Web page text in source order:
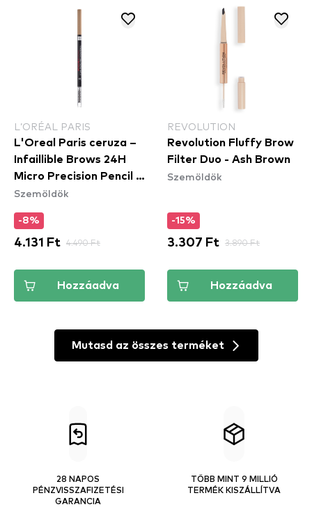
L’ORÉAL PARIS
L'Oreal Paris ceruza –
Infaillible Brows 24H
Micro Precision Pencil -
Light Cool Blonde
Szemöldök
-8%
4.131 Ft 4.490 Ft
Hozzáadva
REVOLUTION
Revolution Fluffy Brow
Filter Duo - Ash Brown
Szemöldök
-15%
3.307 Ft 3.890 Ft
Hozzáadva
Mutasd az összes terméket
28 NAPOS
PÉNZVISSZAFIZETÉSI
GARANCIA
TÖBB MINT 9 MILLIÓ
TERMÉK KISZÁLLÍTVA